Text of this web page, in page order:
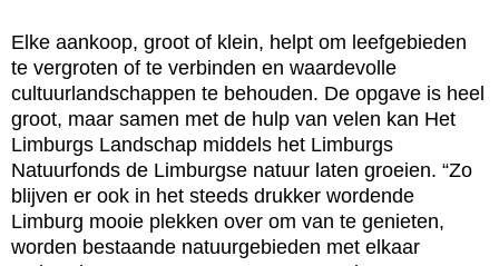
Elke aankoop, groot of klein, helpt om leefgebieden
te vergroten of te verbinden en waardevolle
cultuurlandschappen te behouden. De opgave is heel
groot, maar samen met de hulp van velen kan Het
Limburgs Landschap middels het Limburgs
Natuurfonds de Limburgse natuur laten groeien. “Zo
blijven er ook in het steeds drukker wordende
Limburg mooie plekken over om van te genieten,
worden bestaande natuurgebieden met elkaar